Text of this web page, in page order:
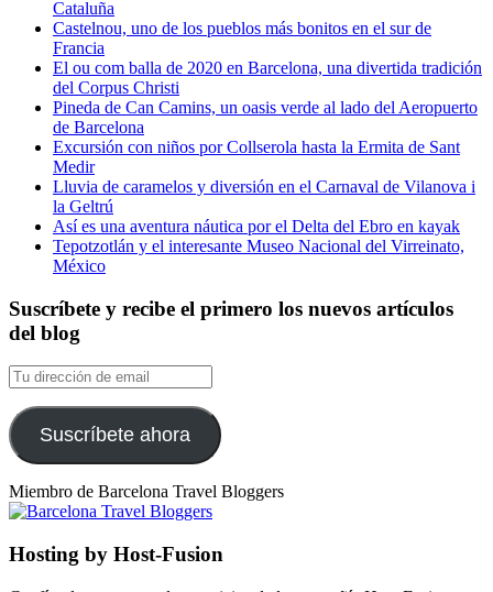
Cataluña
Castelnou, uno de los pueblos más bonitos en el sur de
Francia
El ou com balla de 2020 en Barcelona, una divertida tradición
del Corpus Christi
Pineda de Can Camins, un oasis verde al lado del Aeropuerto
de Barcelona
Excursión con niños por Collserola hasta la Ermita de Sant
Medir
Lluvia de caramelos y diversión en el Carnaval de Vilanova i
la Geltrú
Así es una aventura náutica por el Delta del Ebro en kayak
Tepotzotlán y el interesante Museo Nacional del Virreinato,
México
Suscríbete y recibe el primero los nuevos artículos
del blog
Tu
dirección
de
emailSuscríbete ahora
Miembro de Barcelona Travel Bloggers
Hosting by Host-Fusion